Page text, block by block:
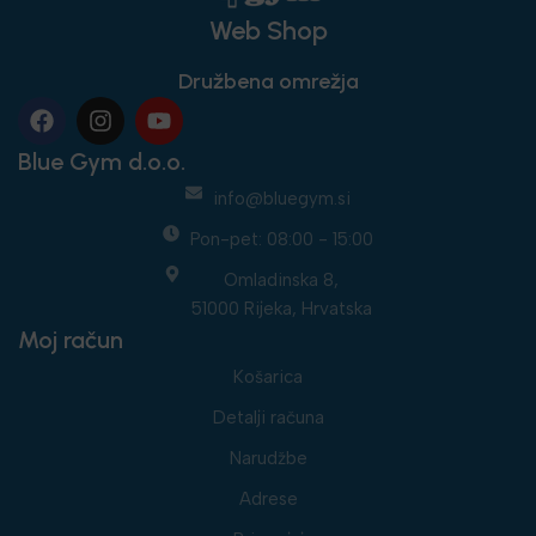
Web Shop
Družbena omrežja
Blue Gym d.o.o.
info@bluegym.si
Pon-pet: 08:00 - 15:00
Omladinska 8,
51000 Rijeka, Hrvatska
Moj račun
Košarica
Detalji računa
Narudžbe
Adrese